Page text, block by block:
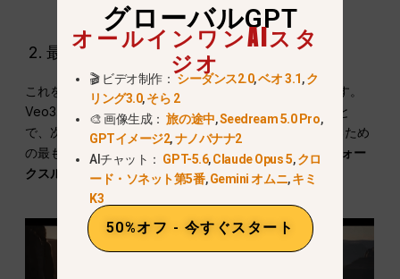
う。"
最初と最後のフレームコントロール
これを使用して、完璧なトランジションをデザインします。
Veo3.1は、「イン」画像と「アウト」画像を提供すること
で、次のような場合に最適な、2つのポイントを接続するため
の最もスムーズなカメラの動きを計算します。不動産ウォー
クスルー
そして 製品情報
グローバルGPT
オールインワンAIスタ
ジオ
🎬 ビデオ制作：シーダンス2.0,ベオ 3.1,ク
リング3.0,そら 2
🎨 画像生成：旅の途中,Seedream 5.0 Pro,
GPTイメージ2,ナノバナナ2
AIチャット： GPT-5.6,Claude Opus 5,クロ
ード・ソネット第5番,Gemini オムニ,キミ
K3
50%オフ - 今すぐスタート